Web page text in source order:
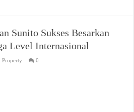
Sunito Sukses Besarkan
Level Internasional
,Property 0